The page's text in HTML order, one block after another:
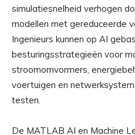
simulatiesnelheid verhogen
modellen met gereduceerde
Ingenieurs kunnen op AI
besturingsstrategieën voor
stroomomvormers,
voertuigen en
testen.
De MATLAB AI en Machine